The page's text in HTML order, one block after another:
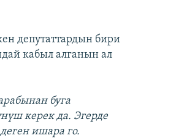
депутаттардын бири
кабыл алганын ал
буга
керек да. Эгерде
ишара го.